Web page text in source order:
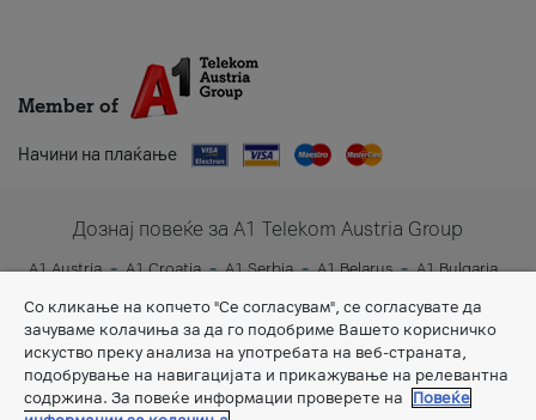
Member of
Начини на плаќање
Дознај повеќе за A1 Telekom Austria Group
A1 Austria A1 Croatia A1 Serbia A1 Belarus
A1 Bulgaria
Со кликање на копчето "Се согласувам", се согласувате да
зачуваме колачиња за да го подобриме Вашето корисничко
искуство преку анализа на употребата на веб-страната,
подобрување на навигацијата и прикажување на релевантна
содржина. За повеќе информации проверете на
Повеќе